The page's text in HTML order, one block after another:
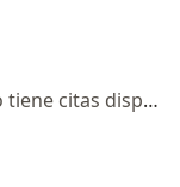
Ningún profesional de este centro tiene citas disponibles